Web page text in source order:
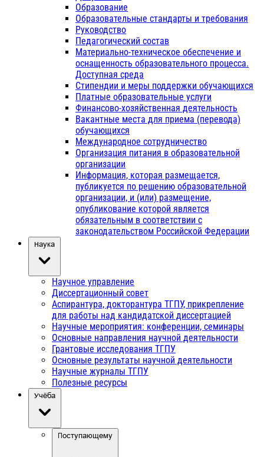
Образование
Образовательные стандарты и требования
Руководство
Педагогический состав
Материально-техническое обеспечение и
оснащенность образовательного процесса.
Доступная среда
Стипендии и меры поддержки обучающихся
Платные образовательные услуги
Финансово-хозяйственная деятельность
Вакантные места для приема (перевода)
обучающихся
Международное сотрудничество
Организация питания в образовательной
организации
Информация, которая размещается,
публикуется по решению образовательной
организации, и (или) размещение,
опубликование которой является
обязательным в соответствии с
законодательством Российской Федерации
Наука
Научное управление
Диссертационный совет
Аспирантура, докторантура ТГПУ, прикрепление
для работы над кандидатской диссертацией
Научные мероприятия: конференции, семинары
Основные направления научной деятельности
Грантовые исследования ТГПУ
Основные результаты научной деятельности
Научные журналы ТГПУ
Полезные ресурсы
Учёба
Поступающему